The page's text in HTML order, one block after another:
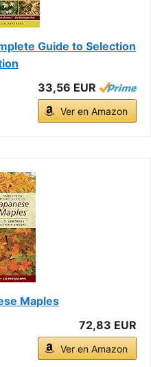
Guide to Selection
33,56 EUR
Ver en Amazon
Maples
72,83 EUR
Ver en Amazon